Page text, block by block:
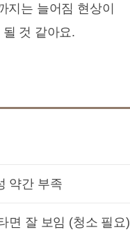
는 늘어짐 현상이
것 같아요.
약간 부족
면 잘 보임 (청소 필요)